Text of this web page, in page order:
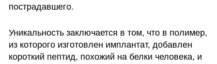
пострадавшего.
Уникальность заключается в том, что в полимер,
из которого изготовлен имплантат, добавлен
короткий пептид, похожий на белки человека, и